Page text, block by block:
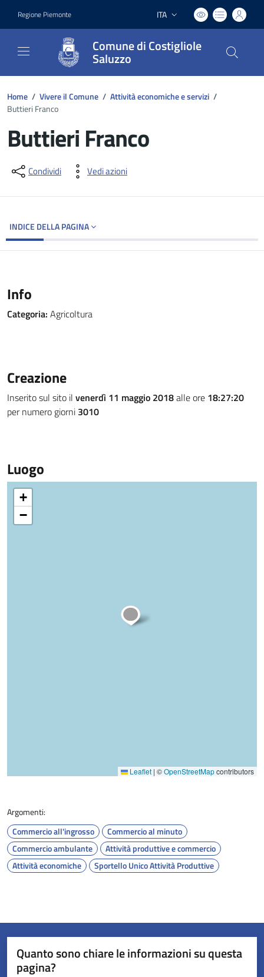
Regione Piemonte Lingua attiva:
ITA
Comune di Costigliole
Saluzzo
Home / Vivere il Comune / Attività economiche e servizi /
Buttieri Franco
Buttieri Franco
Dettagli del documento
Condividi Vedi azioni
INDICE DELLA PAGINA
Info
Categoria: Agricoltura
Creazione
Inserito sul sito il venerdì 11 maggio 2018alle ore 18:27:20
per numero giorni 3010
Luogo
+
−
Leaflet | ©OpenStreetMapcontributors
Argomenti:
Commercio all'ingrosso
Commercio al minuto
Commercio ambulante
Attività produttive e commercio
Attività economiche
Sportello Unico Attività Produttive
Quanto sono chiare le informazioni su questa
pagina?